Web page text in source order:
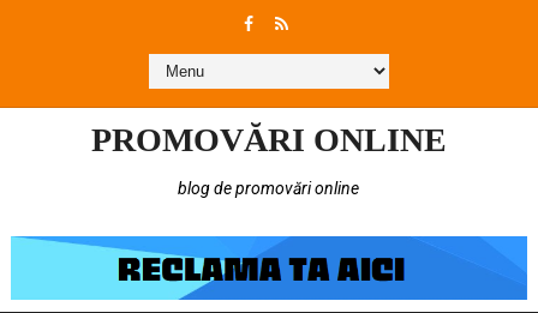
PROMOVĂRI ONLINE
blog de promovări online